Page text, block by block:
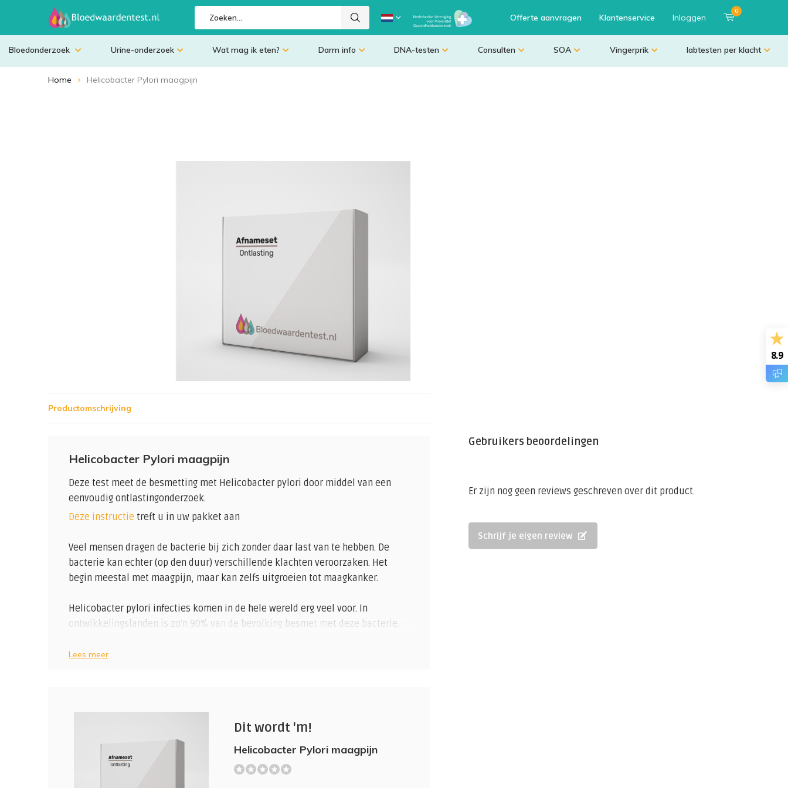
Offerte aanvragen Klantenservice Inloggen
0
Bloedonderzoek Urine-onderzoek Wat mag ik eten? Darm info DNA-testen Consulten SOA Vingerprik labtesten per klacht
Home Helicobacter Pylori maagpijn
Productomschrijving
Helicobacter Pylori maagpijn
Deze test meet de besmetting met Helicobacter pylori door middel van een
eenvoudig ontlastingonderzoek.
Deze instructie treft u in uw pakket aan
Veel mensen dragen de bacterie bij zich zonder daar last van te hebben. De
bacterie kan echter (op den duur) verschillende klachten veroorzaken. Het
begin meestal met maagpijn, maar kan zelfs uitgroeien tot maagkanker.
Helicobacter pylori infecties komen in de hele wereld erg veel voor. In
ontwikkelingslanden is zo'n 90% van de bevolking besmet met deze bacterie.
besmet is. Bij zeker 30% van de mensen boven de 60 jaar kan de bacterie
In de meeste gevallen leidt besmetting alleen tot een
maagslijmvliesontsteking (gastritis). Dit geeft lang niet bij iedereen klachten.
Hierdoor wordt een besmetting soms niet of per toeval vastgesteld. Sommige
mensen krijgen wel klachten bij een maagslijmvliesontsteking. De meest
Lees meer
Dit wordt 'm!
Helicobacter Pylori maagpijn
(0)
Gebruikers beoordelingen
Er zijn nog geen reviews geschreven over dit product.
Schrijf je eigen review
8.9